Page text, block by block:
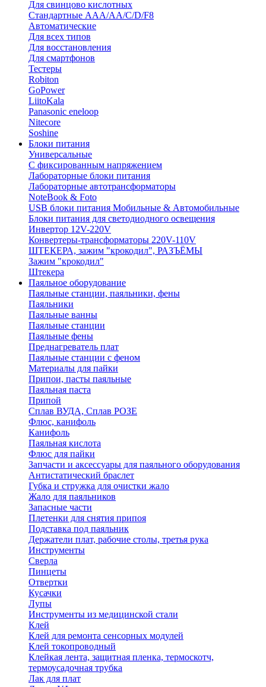
Для свинцово кислотных
Стандартные ААА/АА/С/D/F8
Автоматические
Для всех типов
Для восстановления
Для смартфонов
Тестеры
Robiton
GoPower
LiitoKala
Panasonic eneloop
Nitecore
Soshine
Блоки питания
Универсальные
C фиксированным напряжением
Лабораторные блоки питания
Лабораторные автотрансформаторы
NoteBook & Foto
USB блоки питания Мобильные & Автомобильные
Блоки питания для светодиодного освещения
Инвертор 12V-220V
Конвертеры-трансформаторы 220V-110V
ШТЕКЕРА, зажим "крокодил", РАЗЪЁМЫ
Зажим "крокодил"
Штекера
Паяльное оборудование
Паяльные станции, паяльники, фены
Паяльники
Паяльные ванны
Паяльные станции
Паяльные фены
Преднагреватель плат
Паяльные станции с феном
Материалы для пайки
Припои, пасты паяльные
Паяльная паста
Припой
Сплав ВУДА, Сплав РОЗЕ
Флюс, канифоль
Канифоль
Паяльная кислота
Флюс для пайки
Запчасти и аксессуары для паяльного оборудования
Антистатический браслет
Губка и стружка для очистки жало
Жало для паяльников
Запасные части
Плетенки для снятия припоя
Подставка под паяльник
Держатели плат, рабочие столы, третья рука
Инструменты
Сверла
Пинцеты
Отвертки
Кусачки
Лупы
Инструменты из медицинской стали
Клей
Клей для ремонта сенсорных модулей
Клей токопроводный
Клейкая лента, защитная пленка, термоскотч,
термоусадочная трубка
Лак для плат